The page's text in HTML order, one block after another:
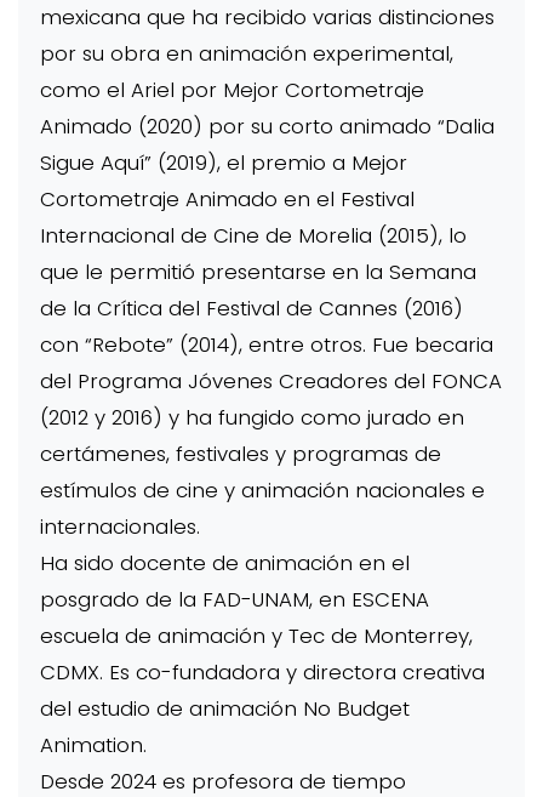
mexicana que ha recibido varias distinciones
por su obra en animación experimental,
como el Ariel por Mejor Cortometraje
Animado (2020) por su corto animado “Dalia
Sigue Aquí” (2019), el premio a Mejor
Cortometraje Animado en el Festival
Internacional de Cine de Morelia (2015), lo
que le permitió presentarse en la Semana
de la Crítica del Festival de Cannes (2016)
con “Rebote” (2014), entre otros. Fue becaria
del Programa Jóvenes Creadores del FONCA
(2012 y 2016) y ha fungido como jurado en
certámenes, festivales y programas de
estímulos de cine y animación nacionales e
internacionales.
Ha sido docente de animación en el
posgrado de la FAD-UNAM, en ESCENA
escuela de animación y Tec de Monterrey,
CDMX. Es co-fundadora y directora creativa
del estudio de animación No Budget
Animation.
Desde 2024 es profesora de tiempo